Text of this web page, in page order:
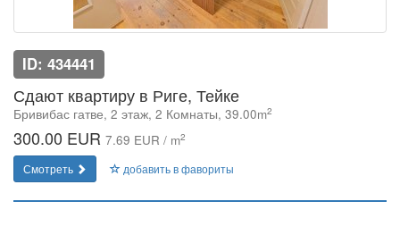
ID: 434441
Сдают квартиру в Риге, Тейке
Бривибас гатве, 2 этаж, 2 Комнаты, 39.00m2
300.00 EUR 7.69 EUR / m2
Смотреть добавить в фавориты